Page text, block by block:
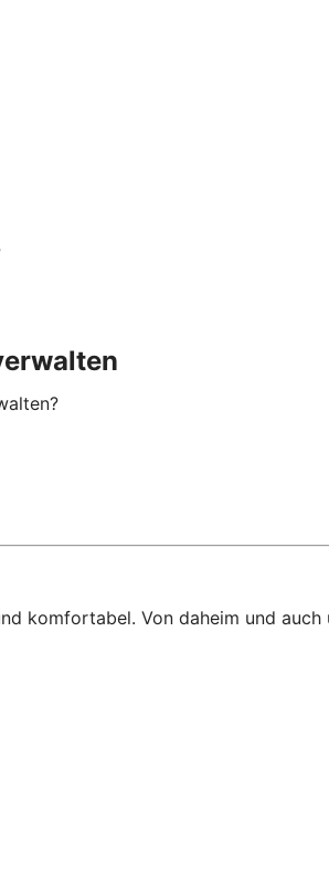
komfortabel. Von daheim und auch